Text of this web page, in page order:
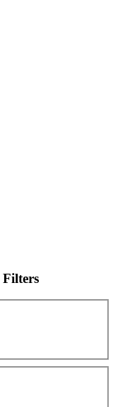
Filters